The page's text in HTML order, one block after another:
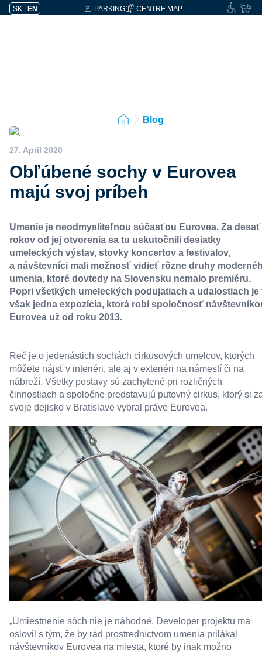
SK EN PARKING CENTRE MAP
Blog
27. April 2020
Obľúbené sochy v Eurovea
majú svoj príbeh
Umenie je neodmysliteľnou súčasťou Eurovea. Za desať
rokov od jej otvorenia sa tu uskutočnili desiatky
umeleckých výstav, stovky koncertov a festivalov,
a návštevníci mali možnosť vidieť rôzne druhy
umenia, ktoré dovtedy na Slovensku nemalo premiéru.
Popri všetkých umeleckých podujatiach a udalostiach je
však jedna expozícia, ktorá robí spoločnosť
Eurovea už od roku 2013.
Reč je o jedenástich sochách cirkusových umelcov, ktorých
môžete nájsť v interiéri, ale aj v exteriéri na námestí či na
nábreží. Všetky postavy sú zachytené pri rozličných
činnostiach a spoločne predstavujú putovný cirkus, ktorý si
svoje dejisko v Bratislave vybral práve Eurovea.
„Umiestnenie sôch nie je náhodné. Developer projektu ma
oslovil s tým, že by rád prostredníctvom umenia prilákal
návštevníkov Eurovea na miesta, ktoré by inak možno